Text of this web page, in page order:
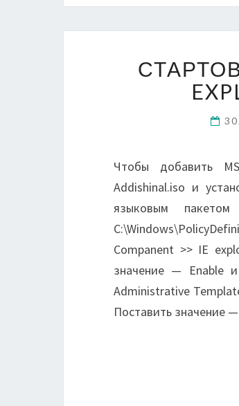
Чтобы добавить
Addishinal.iso и
языковым
Companent >> IE
значение — Enable
Administrative
Поставить значение